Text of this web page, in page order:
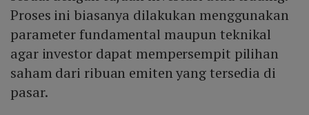
Proses ini biasanya dilakukan menggunakan
parameter fundamental maupun teknikal
agar investor dapat mempersempit pilihan
saham dari ribuan emiten yang tersedia di
pasar.